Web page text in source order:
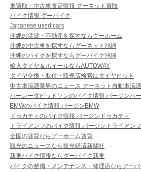
車買取・中古車査定情報 グーネット買取
バイク情報 グーバイク
Japanese used cars
沖縄の賃貸・不動産を探すならグーホーム
沖縄の中古車を探すならグーネット沖縄
沖縄のバイクを探すならグーバイク沖縄
輸入タイヤ＆ホイールならAUTOWAY
タイヤ交換・取付・販売店検索はタイヤピット
中古車流通業界のニュース グーネット自動車流通
ハーレーダビッドソンのバイク情報 バージンハ
BMWのバイク情報 バージンBMW
ドゥカティのバイク情報 バージンドゥカティ
トライアンフのバイク情報 バージントライアンフ
全国の賃貸ならグーホーム賃貸
観光のニュースなら観光経済新聞社
新車バイク情報ならグーバイク新車
バイクの整備・メンテナンス・修理店ならグー